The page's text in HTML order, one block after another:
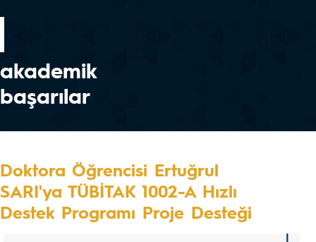
akademik
başarılar
Doktora Öğrencisi Ertuğrul
SARI'ya TÜBİTAK 1002-A Hızlı
Destek Programı Proje Desteği